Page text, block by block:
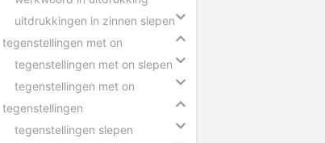
uitdrukkingen in zinnen slepen
tegenstellingen met on
tegenstellingen met on slepen
tegenstellingen met on
tegenstellingen
tegenstellingen slepen